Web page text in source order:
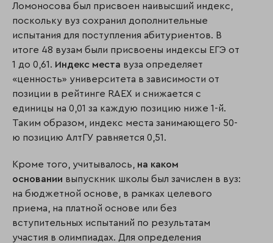
Ломоносова был присвоен наивысший индекс,
поскольку вуз сохранил дополнительные
испытания для поступления абитуриентов. В
итоге 48 вузам были присвоены индексы ЕГЭ от
1 до 0,61. Индекс места вуза определяет
«ценность» университета в зависимости от
позиции в рейтинге RAEX и снижается с
единицы на 0,01 за каждую позицию ниже 1-й.
Таким образом, индекс места занимающего 50-
ю позицию АлтГУ равняется 0,51.
Кроме того, учитывалось, на каком
основании выпускник школы был зачислен в вуз:
на бюджетной основе, в рамках целевого
приема, на платной основе или без
вступительных испытаний по результатам
участия в олимпиадах. Для определения